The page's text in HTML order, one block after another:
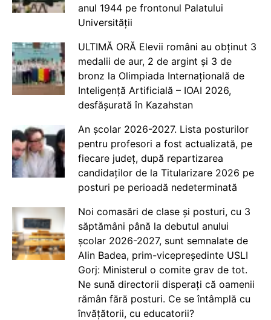
anul 1944 pe frontonul Palatului
Universității
ULTIMĂ ORĂ Elevii români au obținut 3
medalii de aur, 2 de argint și 3 de
bronz la Olimpiada Internațională de
Inteligență Artificială – IOAI 2026,
desfășurată în Kazahstan
An școlar 2026-2027. Lista posturilor
pentru profesori a fost actualizată, pe
fiecare județ, după repartizarea
candidaților de la Titularizare 2026 pe
posturi pe perioadă nedeterminată
Noi comasări de clase și posturi, cu 3
săptămâni până la debutul anului
școlar 2026-2027, sunt semnalate de
Alin Badea, prim-vicepreședinte USLI
Gorj: Ministerul o comite grav de tot.
Ne sună directorii disperați că oamenii
rămân fără posturi. Ce se întâmplă cu
învățătorii, cu educatorii?